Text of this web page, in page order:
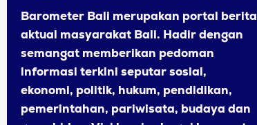
Barometer Bali merupakan portal berita
aktual masyarakat Bali. Hadir dengan
semangat memberikan pedoman
informasi terkini seputar sosial,
ekonomi, politik, hukum, pendidikan,
pemerintahan, pariwisata, budaya dan